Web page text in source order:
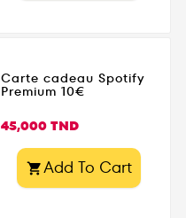
Carte cadeau Spotify
Premium 10€
Prix
45,000 TND
Add To Cart